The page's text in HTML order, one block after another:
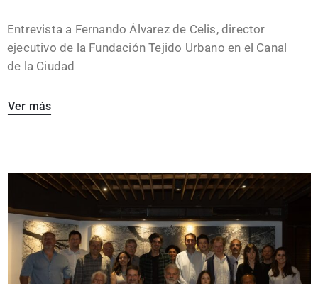
Entrevista a Fernando Álvarez de Celis, director
ejecutivo de la Fundación Tejido Urbano en el Canal
de la Ciudad
Ver más